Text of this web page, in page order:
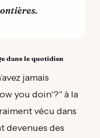
dans le quotidien
jamais
you doin'?" à la
vécu dans
devenues des